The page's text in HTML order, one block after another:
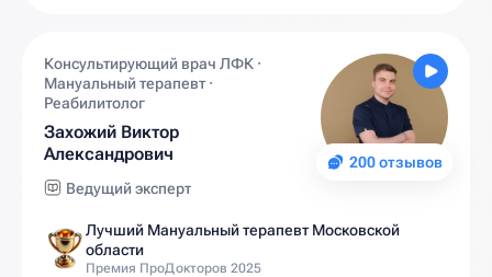
200 отзывов
Консультирующий врач ЛФК ·
Мануальный терапевт ·
Реабилитолог
Захожий Виктор
Александрович
Ведущий эксперт
Лучший Мануальный терапевт Московской
области
Премия ПроДокторов 2025